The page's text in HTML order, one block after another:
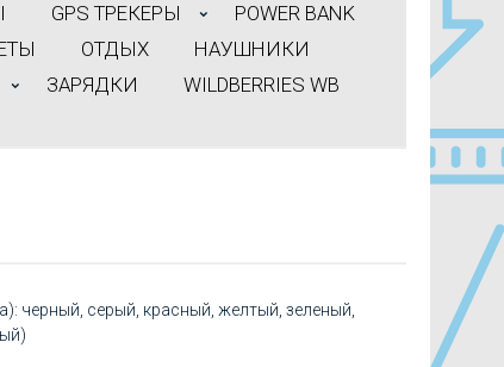
GPS ТРЕКЕРЫ
POWER BANK
ОТДЫХ
НАУШНИКИ
ЗАРЯДКИ
WILDBERRIES WB
черный, серый, красный, желтый, зеленый,